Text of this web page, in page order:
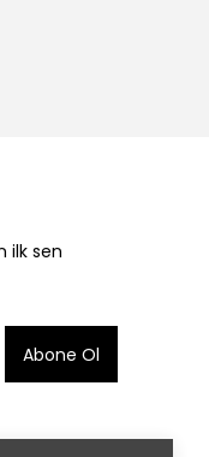
ilk sen
Abone Ol